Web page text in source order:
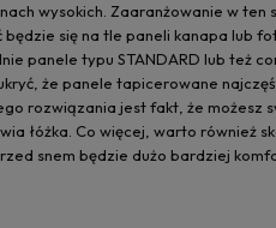
wysokich. Zaaranżowanie w
będzie się na tle paneli kanapa lub
panele typu STANDARD lub też
że panele tapicerowane
rozwiązania jest fakt, że możesz
łóżka. Co więcej, warto również
snem będzie dużo bardziej